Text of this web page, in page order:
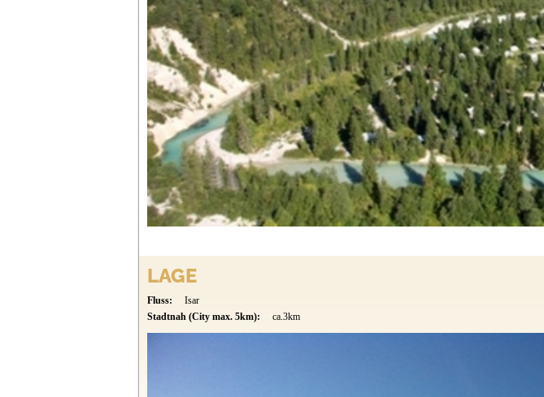
LAGE
Fluss: Isar
Stadtnah (City max. 5km):
ca.3km